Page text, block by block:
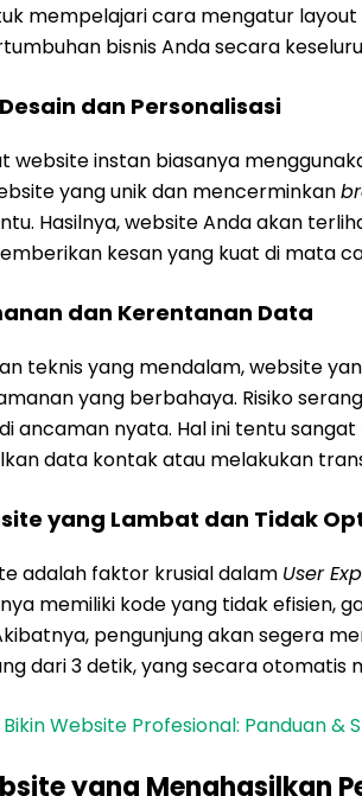
mempelajari cara mengatur
bisnis Anda secara
dan Personalisasi
website instan biasanya
yang unik dan mencerminkan
Hasilnya, website Anda akan
kesan yang kuat di mata
dan Kerentanan Data
teknis yang mendalam, website
yang berbahaya. Risiko
ancaman nyata. Hal ini tentu
data kontak atau melakukan
yang Lambat dan Tidak
adalah faktor krusial dalam User
memiliki kode yang tidak efisien,
pengunjung akan segera
dari 3 detik, yang secara otomatis
Website Profesional: Panduan &
yang Menghasilkan